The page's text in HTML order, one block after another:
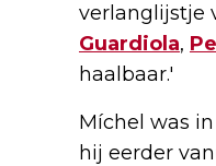
verlanglijstje
Guardiola,
haalbaar.'
Míchel was
hij eerder